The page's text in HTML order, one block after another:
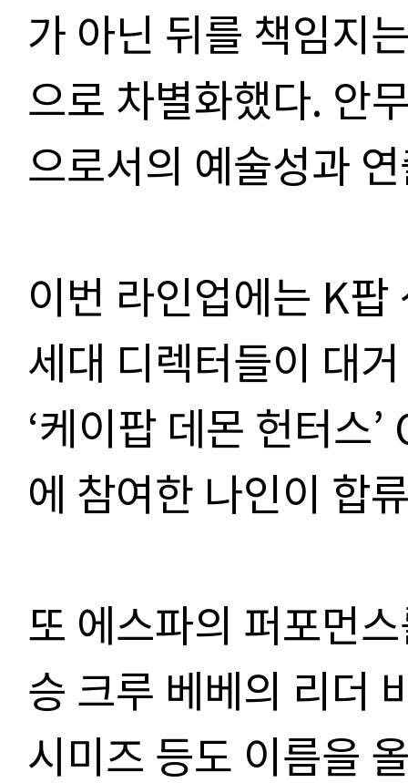
가 아닌 뒤를 책임지
으로 차별화했다. 안
으로서의 예술성과
이번 라인업에는 K팝
세대 디렉터들이 대
‘케이팝 데몬 헌터스’
에 참여한 나인이 합
또 에스파의 퍼포먼
승 크루 베베의 리더
시미즈 등도 이름을